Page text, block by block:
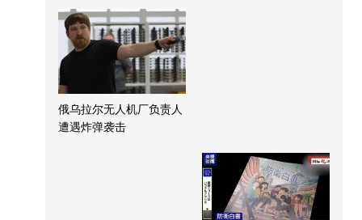
俄乌拉尔无人机厂负责人
遭遇炸弹袭击